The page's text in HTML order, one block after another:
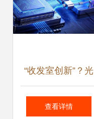
“收发室创新”？光
互连芯片商涨近
查看详情